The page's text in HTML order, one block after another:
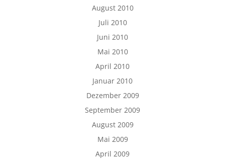
August 2010
Juli 2010
Juni 2010
Mai 2010
April 2010
Januar 2010
Dezember 2009
September 2009
August 2009
Mai 2009
April 2009